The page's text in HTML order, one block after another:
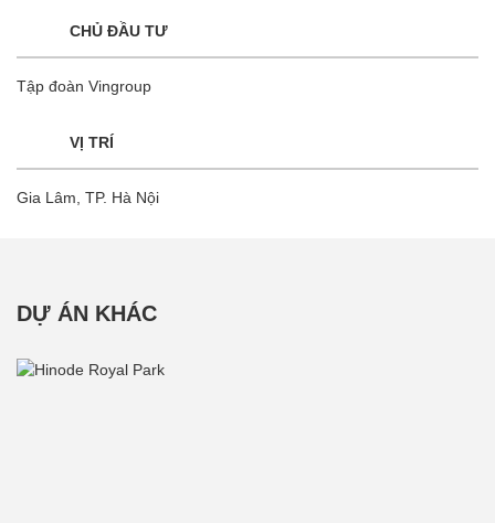
CHỦ ĐẦU TƯ
Tập đoàn Vingroup
VỊ TRÍ
Gia Lâm, TP. Hà Nội
DỰ ÁN KHÁC